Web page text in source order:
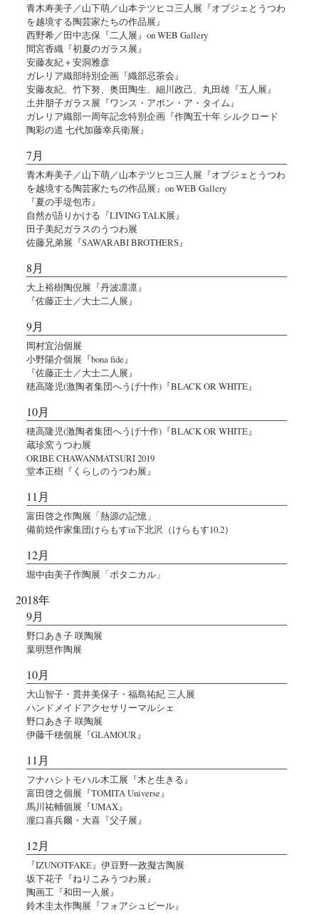
青木寿美子／山下萌／山本テツヒコ三人展『オブジェとうつわ
を越境する陶芸家たちの作品展』
西野希／田中志保『二人展』on WEB Gallery
間宮香織『初夏のガラス展』
安藤友紀＋安洞雅彦
ガレリア織部特別企画『織部忌茶会』
安藤友紀、竹下努、奥田陶生、細川政己、丸田雄『五人展』
土井朋子ガラス展『ワンス・アポン・ア・タイム』
ガレリア織部一周年記念特別企画『作陶五十年 シルクロード
陶彩の道 七代加藤幸兵衛展』
7月
青木寿美子／山下萌／山本テツヒコ三人展『オブジェとうつわ
を越境する陶芸家たちの作品展』on WEB Gallery
『夏の手堤包市』
自然が語りかける『LIVING TALK展』
田子美紀ガラスのうつわ展
佐藤兄弟展『SAWARABI BROTHERS』
8月
大上裕樹陶倪展『丹波凛凛』
『佐藤正士／大士二人展』
9月
岡村宜治個展
小野陽介個展『bona fide』
『佐藤正士／大士二人展』
穂高隆児(激陶者集団へうげ十作)『BLACK OR WHITE』
10月
穂高隆児(激陶者集団へうげ十作)『BLACK OR WHITE』
蔵珍窯うつわ展
ORIBE CHAWANMATSURI 2019
堂本正樹『くらしのうつわ展』
11月
富田啓之作陶展「熱源の記憶」
備前焼作家集団けらもすin下北沢（けらもす10.2）
12月
堀中由美子作陶展「ボタニカル」
2018年
9月
野口あき子 咲陶展
葉明慧作陶展
10月
大山智子・貫井美保子・福島祐紀 三人展
ハンドメイドアクセサリーマルシェ
野口あき子 咲陶展
伊藤千穂個展『GLAMOUR』
11月
フナハシトモハル木工展『木と生きる』
富田啓之個展『TOMITA Universe』
馬川祐輔個展『UMAX』
瀧口喜兵爾・大喜『父子展』
12月
『IZUNOTFAKE』伊豆野一政擬古陶展
坂下花子『ねりこみうつわ展』
陶画工『和田一人展』
鈴木圭太作陶展『フォアシュピール』